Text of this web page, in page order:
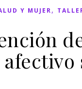
Y MUJER,